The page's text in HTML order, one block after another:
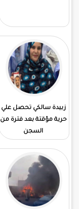
زبيدة سالكي تحصل علي
حرية مؤقتة بعد فترة من
السجن